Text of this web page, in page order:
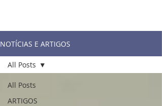
NOTÍCIAS E ARTIGOS
All Posts
ARTIGOS
All Posts